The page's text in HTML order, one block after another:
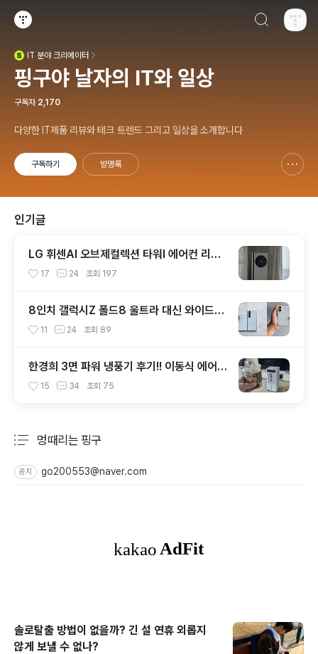
IT 분야 크리에이터
핑구야 날자의 IT와 일상
구독자 2,170
다양한 IT제품 리뷰와 테크 트렌드 그리고 일상을 소개합니다
구독하기 방명록
인기글
LG 휘센AI 오브제컬렉션 타워I 에어컨 리모
컨 없어도 편한 이유!! 7월 장마철 AI콜드프
17 24 조회 197
8인치 갤럭시Z 폴드8 울트라 대신 와이드형
갤럭시Z 폴드8 선택? 두 모델 프라이버시 디
11 24 조회 89
한경희 3면 파워 냉풍기 후기!! 이동식 에어컨
과 선풍기 보다 좋은 점도 있지만 단점도?
15 34 조회 75
멍때리는 핑구
공지 go200553@naver.com
솔로탈출 방법이 없을까? 긴 설 연휴 외롭지
않게 보낼 수 없나?